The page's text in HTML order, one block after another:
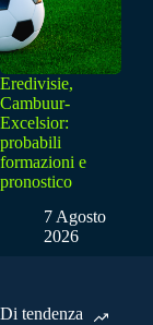
Eredivisie,
Cambuur-
Excelsior:
probabili
formazioni e
pronostico
7 Agosto
2026
Di tendenza